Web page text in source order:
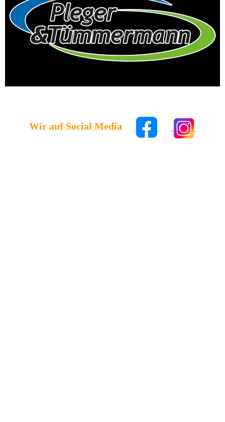
Wir auf Social Media